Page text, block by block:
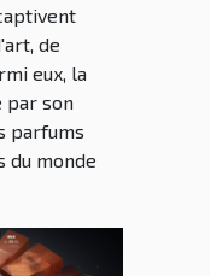
de
eux, la
par son
parfums
du monde